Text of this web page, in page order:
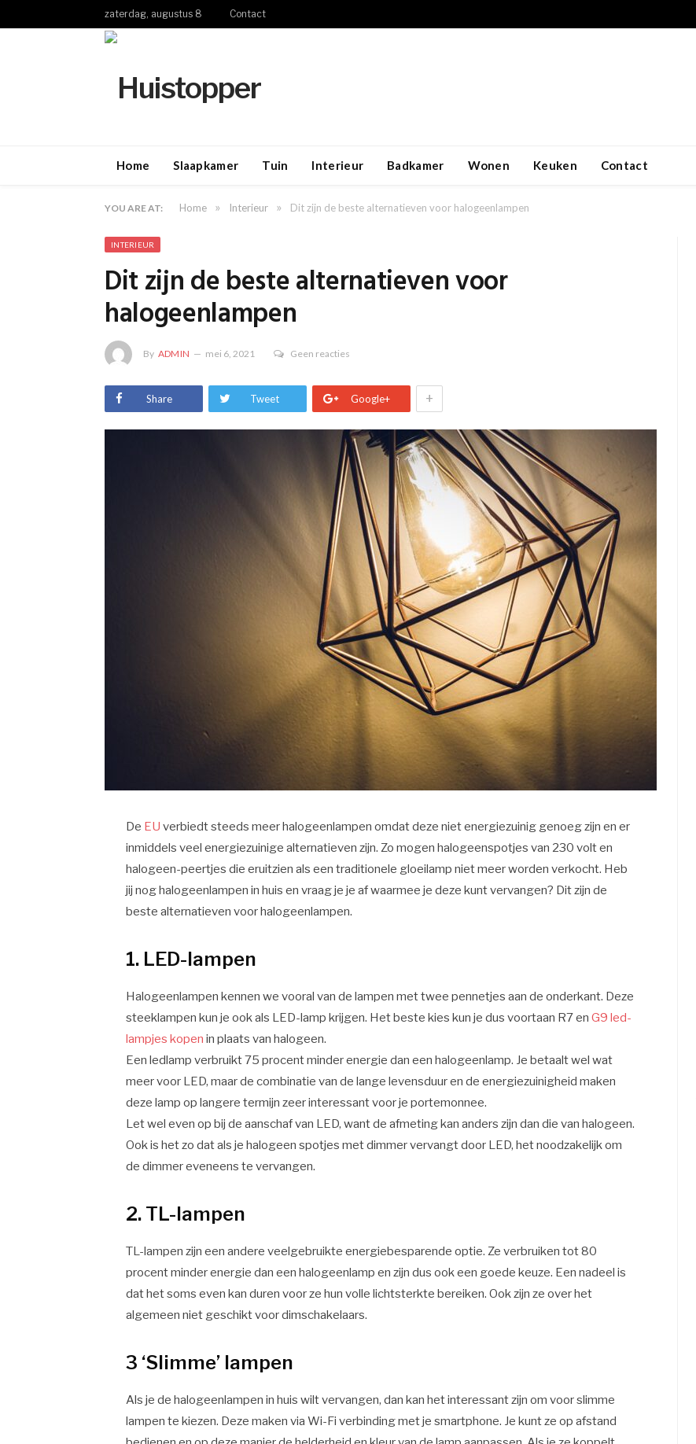
zaterdag, augustus 8 Contact
Home Slaapkamer Tuin Interieur Badkamer Wonen Keuken Contact
YOU ARE AT: Home » Interieur » Dit zijn de beste alternatieven voor halogeenlampen
INTERIEUR
Dit zijn de beste alternatieven voor
halogeenlampen
By ADMIN mei 6, 2021 Geen reacties
Share Tweet Google+ +
De EU verbiedt steeds meer halogeenlampen omdat deze niet energiezuinig genoeg zijn en er
inmiddels veel energiezuinige alternatieven zijn. Zo mogen halogeenspotjes van 230 volt en
halogeen-peertjes die eruitzien als een traditionele gloeilamp niet meer worden verkocht. Heb
jij nog halogeenlampen in huis en vraag je je af waarmee je deze kunt vervangen? Dit zijn de
beste alternatieven voor halogeenlampen.
1. LED-lampen
Halogeenlampen kennen we vooral van de lampen met twee pennetjes aan de onderkant. Deze
steeklampen kun je ook als LED-lamp krijgen. Het beste kies kun je dus voortaan R7 enG9 led-
lampjes kopen in plaats van halogeen.
Een ledlamp verbruikt 75 procent minder energie dan een halogeenlamp. Je betaalt wel wat
meer voor LED, maar de combinatie van de lange levensduur en de energiezuinigheid maken
deze lamp op langere termijn zeer interessant voor je portemonnee.
Let wel even op bij de aanschaf van LED, want de afmeting kan anders zijn dan die van halogeen.
Ook is het zo dat als je halogeen spotjes met dimmer vervangt door LED, het noodzakelijk om
de dimmer eveneens te vervangen.
2. TL-lampen
TL-lampen zijn een andere veelgebruikte energiebesparende optie. Ze verbruiken tot 80
procent minder energie dan een halogeenlamp en zijn dus ook een goede keuze. Een nadeel is
dat het soms even kan duren voor ze hun volle lichtsterkte bereiken. Ook zijn ze over het
algemeen niet geschikt voor dimschakelaars.
3 ‘Slimme’ lampen
Als je de halogeenlampen in huis wilt vervangen, dan kan het interessant zijn om voor slimme
lampen te kiezen. Deze maken via Wi-Fi verbinding met je smartphone. Je kunt ze op afstand